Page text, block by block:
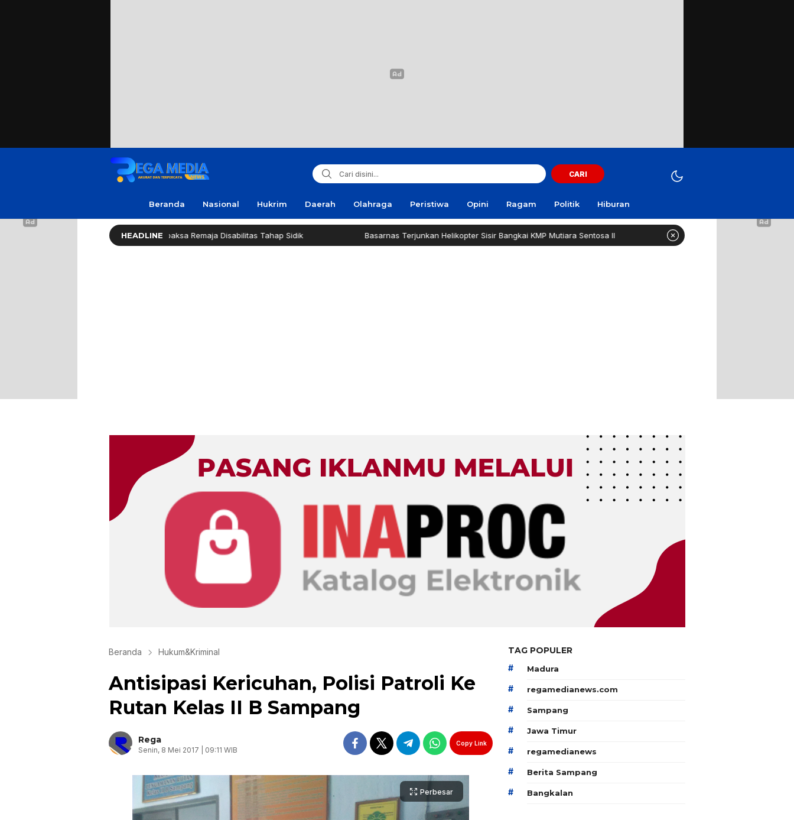
CARI
Beranda Nasional Hukrim Daerah Olahraga Peristiwa Opini Ragam Politik Hiburan
HEADLINE
Sampang: Kasus Rudapaksa Remaja Disabilitas Tahap Sidik Basarnas Terjunkan Helikopter Sisir Bangkai KMP Mutiara Sentosa II Pesantren 1.000 Santri Boleh Kelola Dapur
Beranda Hukum&Kriminal
Antisipasi Kericuhan, Polisi Patroli Ke
Rutan Kelas II B Sampang
Rega
Senin, 8 Mei 2017 | 09:11 WIB
Copy Link
Perbesar
TAG POPULER
# Madura
# regamedianews.com
# Sampang
# Jawa Timur
# regamedianews
# Berita Sampang
# Bangkalan